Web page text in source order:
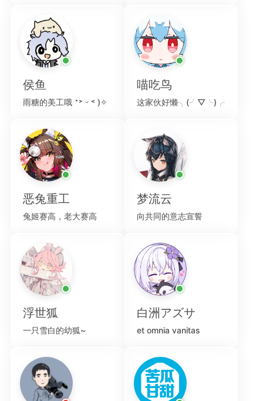
侯鱼
雨糖的美工哦 ˶˃ ᵕ ˂ )✧
喵吃鸟
这家伙好懒╮(╯▽╰)╭
恶兔重工
兔姬赛高，老大赛高
梦流云
向共同的意志宣誓
浮世狐
一只雪白的幼狐~
白洲アズサ
et omnia vanitas